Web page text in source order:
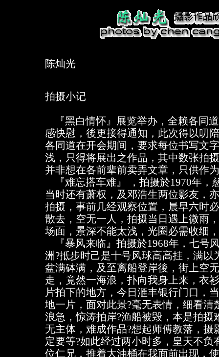
陈灿光
拍摄小记
『黑白情怀』展览举办，全赖各同
感快慰，後更接得通知，此次得以叨
各同道在开会期间，要求每位书写文
浅，只得将展出之作品，其中数张拍
并非想在各前辈前卖弄文章，只供作
『难忘搭车难』 ，拍摄於1970年，
当时还有萧权，及邓浩生两位影友，
拍摄，事前几经观察位置，晨早六时
散去，空无一人，拍摄当日遇上微雨
场面，景深不能太浅，光圈必需收细
『暴风来临』拍摄於1968年，七号
洲?抵步时己是十号风球高高挂，满以
盆满砵满，及至离船登岸後，街上空
走，竟然一海浪，扑向我身上来，衣
片拍下的地方，今日滙丰银行门口，
地一片，面对此景?毫无表情，细看清
浪急，惊涛拍岸?渔船被毁，本是拍摄
无主体，难成作品?想起师傅教落，摄
定要等?如此经过两小时多，皇天不负
位仁兄，推着大油桶在我面前出现，